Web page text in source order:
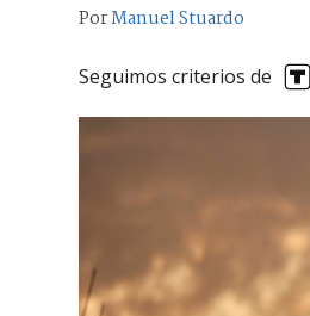
PorManuel Stuardo
Seguimos criterios de